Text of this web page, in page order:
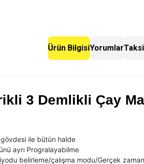
Ürün BilgisiYorumlar
3 Demlikli Çay
övdesi ile bütün halde
ünü ayrı Progralayabilme
belirleme/çalışma modu/Gerçek